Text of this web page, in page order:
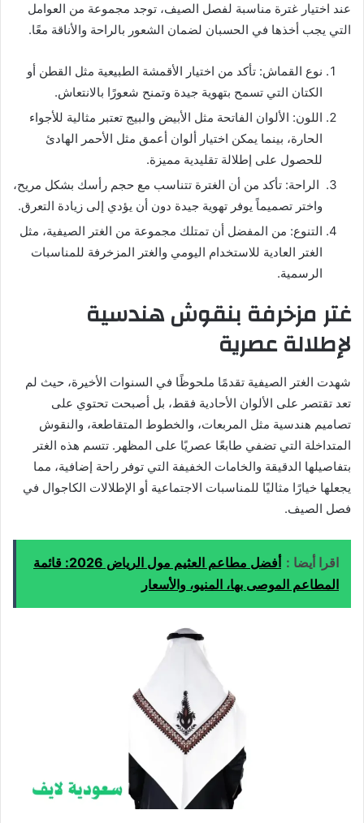
عند اختيار غترة مناسبة لفصل الصيف، توجد مجموعة من العوامل
التي يجب أخذها في الحسبان لضمان الشعور بالراحة والأناقة معًا.
نوع القماش: تأكد من اختيار الأقمشة الطبيعية مثل القطن أو
الكتان التي تسمح بتهوية جيدة وتمنح شعورًا بالانتعاش.
اللون: الألوان الفاتحة مثل الأبيض والبيج تعتبر مثالية للأجواء
الحارة، بينما يمكن اختيار ألوان أعمق مثل الأحمر الهادئ
للحصول على إطلالة تقليدية مميزة.
الراحة: تأكد من أن الغترة تتناسب مع حجم رأسك بشكل مريح،
واختر تصميماً يوفر تهوية جيدة دون أن يؤدي إلى زيادة التعرق.
التنوع: من المفضل أن تمتلك مجموعة من الغتر الصيفية، مثل
الغتر العادية للاستخدام اليومي والغتر المزخرفة للمناسبات
الرسمية.
غتر مزخرفة بنقوش هندسية
لإطلالة عصرية
شهدت الغتر الصيفية تقدمًا ملحوظًا في السنوات الأخيرة، حيث لم
تعد تقتصر على الألوان الأحادية فقط، بل أصبحت تحتوي على
تصاميم هندسية مثل المربعات، والخطوط المتقاطعة، والنقوش
المتداخلة التي تضفي طابعًا عصريًا على المظهر. تتسم هذه الغتر
بتفاصيلها الدقيقة والخامات الخفيفة التي توفر راحة إضافية، مما
يجعلها خيارًا مثاليًا للمناسبات الاجتماعية أو الإطلالات الكاجوال في
فصل الصيف.
اقرا أيضا :
أفضل مطاعم العثيم مول الرياض 2026: قائمة
المطاعم الموصى بها، المنيو، والأسعار